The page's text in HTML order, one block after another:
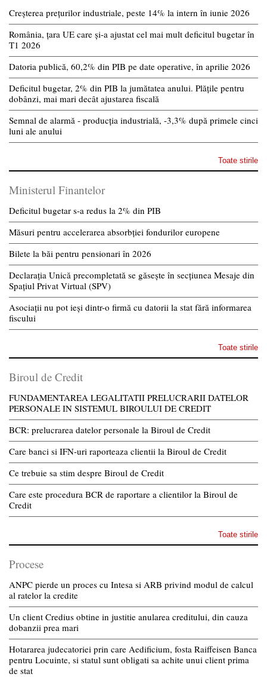
Creșterea prețurilor industriale, peste 14% la intern în iunie 2026
România, țara UE care și-a ajustat cel mai mult deficitul bugetar în
T1 2026
Datoria publică, 60,2% din PIB pe date operative, în aprilie 2026
Deficitul bugetar, 2% din PIB la jumătatea anului. Plățile pentru
dobânzi, mai mari decât ajustarea fiscală
Semnal de alarmă - producția industrială, -3,3% după primele cinci
luni ale anului
Toate stirile
Ministerul Finantelor
Deficitul bugetar s-a redus la 2% din PIB
Măsuri pentru accelerarea absorbției fondurilor europene
Bilete la băi pentru pensionari în 2026
Declarația Unică precompletată se găsește în secțiunea Mesaje din
Spațiul Privat Virtual (SPV)
Asociații nu pot ieși dintr-o firmă cu datorii la stat fără informarea
fiscului
Toate stirile
Biroul de Credit
FUNDAMENTAREA LEGALITATII PRELUCRARII DATELOR
PERSONALE IN SISTEMUL BIROULUI DE CREDIT
BCR: prelucrarea datelor personale la Biroul de Credit
Care banci si IFN-uri raporteaza clientii la Biroul de Credit
Ce trebuie sa stim despre Biroul de Credit
Care este procedura BCR de raportare a clientilor la Biroul de
Credit
Toate stirile
Procese
ANPC pierde un proces cu Intesa si ARB privind modul de calcul
al ratelor la credite
Un client Credius obtine in justitie anularea creditului, din cauza
dobanzii prea mari
Hotararea judecatoriei prin care Aedificium, fosta Raiffeisen Banca
pentru Locuinte, si statul sunt obligati sa achite unui client prima
de stat